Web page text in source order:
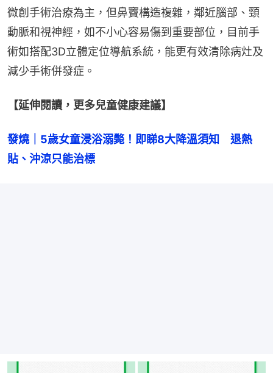
微創手術治療為主，但鼻竇構造複雜，鄰近腦部、頸
動脈和視神經，如不小心容易傷到重要部位，目前手
術如搭配3D立體定位導航系統，能更有效清除病灶及
減少手術併發症。
【延伸閱讀，更多兒童健康建議】
發燒｜5歲女童浸浴溺斃！即睇8大降溫須知　退熱
貼、沖涼只能治標